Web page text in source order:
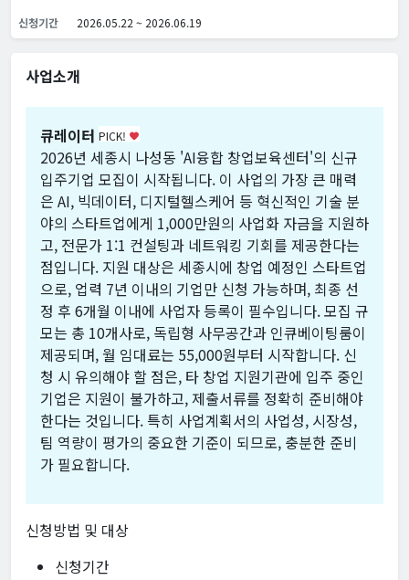
신청기간
2026.05.22 ~ 2026.06.19
사업소개
큐레이터 PICK! favorite
2026년 세종시 나성동 'AI융합 창업보육센터'의 신규
입주기업 모집이 시작됩니다. 이 사업의 가장 큰 매력
은 AI, 빅데이터, 디지털헬스케어 등 혁신적인 기술 분
야의 스타트업에게 1,000만원의 사업화 자금을 지원하
고, 전문가 1:1 컨설팅과 네트워킹 기회를 제공한다는
점입니다. 지원 대상은 세종시에 창업 예정인 스타트업
으로, 업력 7년 이내의 기업만 신청 가능하며, 최종 선
정 후 6개월 이내에 사업자 등록이 필수입니다. 모집 규
모는 총 10개사로, 독립형 사무공간과 인큐베이팅룸이
제공되며, 월 임대료는 55,000원부터 시작합니다. 신
청 시 유의해야 할 점은, 타 창업 지원기관에 입주 중인
기업은 지원이 불가하고, 제출서류를 정확히 준비해야
한다는 것입니다. 특히 사업계획서의 사업성, 시장성,
팀 역량이 평가의 중요한 기준이 되므로, 충분한 준비
가 필요합니다.
신청방법 및 대상
신청기간